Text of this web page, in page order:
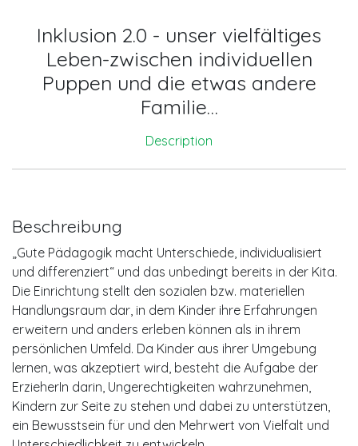
Inklusion 2.0 - unser vielfältiges
Leben-zwischen individuellen
Puppen und die etwas andere
Familie…
Description
Beschreibung
„Gute Pädagogik macht Unterschiede, individualisiert
und differenziert“ und das unbedingt bereits in der Kita.
Die Einrichtung stellt den sozialen bzw. materiellen
Handlungsraum dar, in dem Kinder ihre Erfahrungen
erweitern und anders erleben können als in ihrem
persönlichen Umfeld. Da Kinder aus ihrer Umgebung
lernen, was akzeptiert wird, besteht die Aufgabe der
ErzieherIn darin, Ungerechtigkeiten wahrzunehmen,
Kindern zur Seite zu stehen und dabei zu unterstützen,
ein Bewusstsein für und den Mehrwert von Vielfalt und